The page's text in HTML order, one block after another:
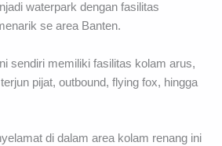
waterpark dengan fasilitas
se area Banten.
sendiri memiliki fasilitas kolam arus,
pijat, outbound, flying fox, hingga
di dalam area kolam renang ini